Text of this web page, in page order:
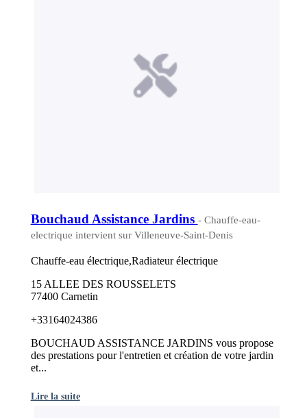
Bouchaud Assistance Jardins - Chauffe-eau-
electrique intervient sur Villeneuve-Saint-Denis
Chauffe-eau électrique,Radiateur électrique
15 ALLEE DES ROUSSELETS
77400 Carnetin
+33164024386
BOUCHAUD ASSISTANCE JARDINS vous propose
des prestations pour l'entretien et création de votre jardin
et...
Lire la suite